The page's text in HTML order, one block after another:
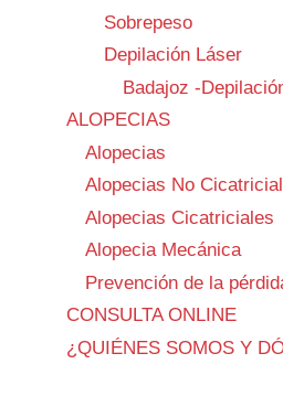
Sobrepeso
Depilación Láser
Badajoz -
ALOPECIAS
Alopecias
Alopecias No
Alopecias Cicatriciales
Alopecia Mecánica
Prevención de la
CONSULTA ONLINE
¿QUIÉNES SOMOS Y